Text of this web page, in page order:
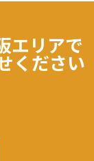
エリアで
ください